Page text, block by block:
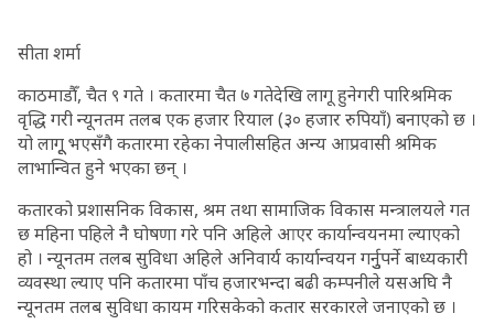
सीता शर्मा
काठमाडौँ, चैत ९ गते । कतारमा चैत ७ गतेदेखि लागू हुनेगरी पारिश्रमिक
वृद्धि गरी न्यूनतम तलब एक हजार रियाल (३० हजार रुपियाँ) बनाएको छ ।
यो लागूू भएसँगै कतारमा रहेका नेपालीसहित अन्य आप्रवासी श्रमिक
लाभान्वित हुने भएका छन् ।
कतारको प्रशासनिक विकास, श्रम तथा सामाजिक विकास मन्त्रालयले गत
छ महिना पहिले नै घोषणा गरे पनि अहिले आएर कार्यान्वयनमा ल्याएको
हो । न्यूनतम तलब सुविधा अहिले अनिवार्य कार्यान्वयन गर्नुुपर्ने बाध्यकारी
व्यवस्था ल्याए पनि कतारमा पाँच हजारभन्दा बढी कम्पनीले यसअघि नै
न्यूनतम तलब सुविधा कायम गरिसकेको कतार सरकारले जनाएको छ ।